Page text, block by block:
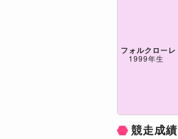
フォルクローレ
1999年生
競走成績